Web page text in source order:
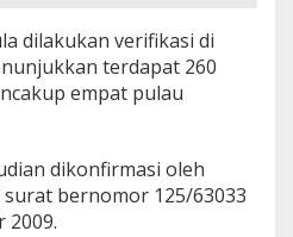
dilakukan verifikasi di
terdapat 260
empat pulau
dikonfirmasi oleh
bernomor 125/63033
2009.